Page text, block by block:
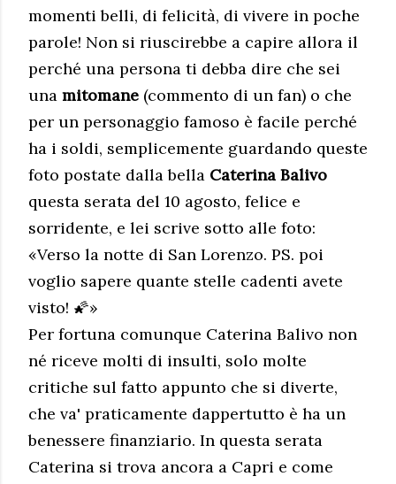
momenti belli, di felicità, di vivere in poche
parole! Non si riuscirebbe a capire allora il
perché una persona ti debba dire che sei
una mitomane (commento di un fan) o che
per un personaggio famoso è facile perché
ha i soldi, semplicemente guardando queste
foto postate dalla bella Caterina Balivo
questa serata del 10 agosto, felice e
sorridente, e lei scrive sotto alle foto:
«Verso la notte di San Lorenzo. PS. poi
voglio sapere quante stelle cadenti avete
visto! 🌠»
Per fortuna comunque Caterina Balivo non
né riceve molti di insulti, solo molte
critiche sul fatto appunto che si diverte,
che va' praticamente dappertutto è ha un
benessere finanziario. In questa serata
Caterina si trova ancora a Capri e come